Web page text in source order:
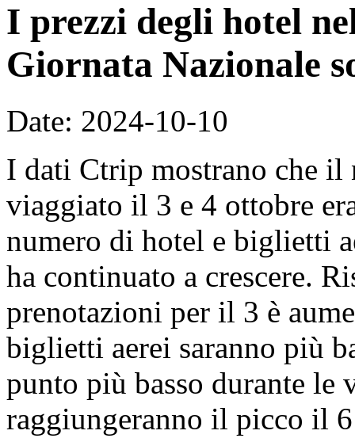
I prezzi degli hotel
Giornata Nazionale
Date: 2024-10-10
I dati Ctrip mostrano che
viaggiato il 3 e 4 ottobre
numero di hotel e biglietti
ha continuato a crescere.
prenotazioni per il 3 è
biglietti aerei saranno più
punto più basso durante le
raggiungeranno il picco il